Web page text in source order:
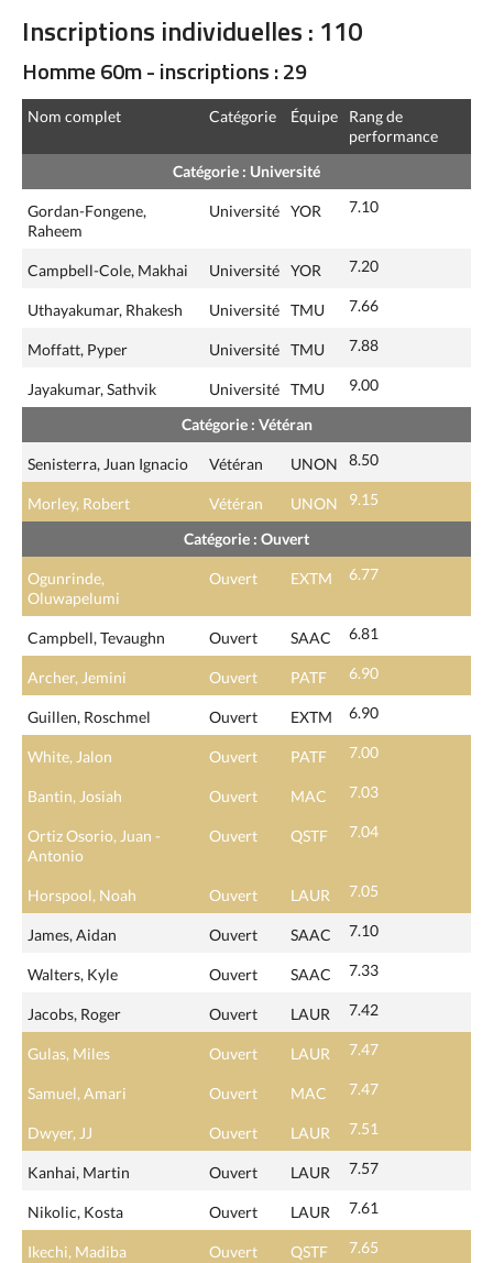
Inscriptions individuelles : 110
Homme 60m - inscriptions : 29
Nom complet Catégorie Équipe
Rang de
performance
Catégorie : Université
Gordan-Fongene,
Raheem
Université YOR 7.10
Campbell-Cole, Makhai Université YOR 7.20
Uthayakumar, Rhakesh Université TMU 7.66
Moffatt, Pyper Université TMU 7.88
Jayakumar, Sathvik Université TMU 9.00
Catégorie : Vétéran
Senisterra, Juan Ignacio Vétéran UNON 8.50
Morley, Robert Vétéran UNON 9.15
Catégorie : Ouvert
Ogunrinde,
Oluwapelumi
Ouvert EXTM 6.77
Campbell, Tevaughn Ouvert SAAC 6.81
Archer, Jemini Ouvert PATF 6.90
Guillen, Roschmel Ouvert EXTM 6.90
White, Jalon Ouvert PATF 7.00
Bantin, Josiah Ouvert MAC 7.03
Ortiz Osorio, Juan -
Antonio
Ouvert QSTF 7.04
Horspool, Noah Ouvert LAUR 7.05
James, Aidan Ouvert SAAC 7.10
Walters, Kyle Ouvert SAAC 7.33
Jacobs, Roger Ouvert LAUR 7.42
Gulas, Miles Ouvert LAUR 7.47
Samuel, Amari Ouvert MAC 7.47
Dwyer, JJ Ouvert LAUR 7.51
Kanhai, Martin Ouvert LAUR 7.57
Nikolic, Kosta Ouvert LAUR 7.61
Ikechi, Madiba Ouvert QSTF 7.65